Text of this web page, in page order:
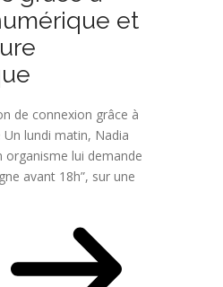
et
de connexion grâce à
Un lundi matin, Nadia
organisme lui demande
avant 18h”, sur une